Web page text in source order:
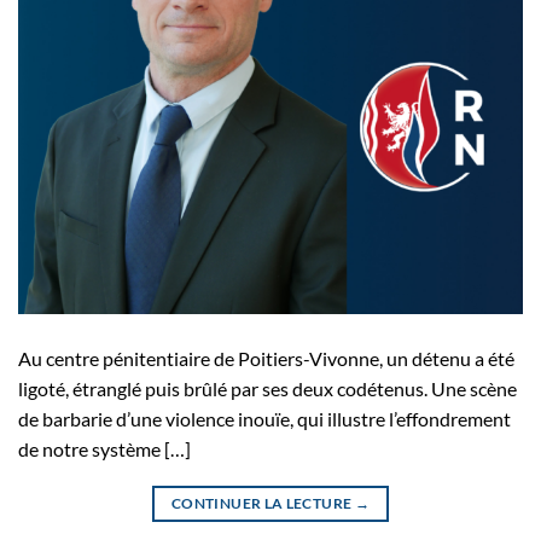
Au centre pénitentiaire de Poitiers-Vivonne, un détenu a été
ligoté, étranglé puis brûlé par ses deux codétenus. Une scène
de barbarie d’une violence inouïe, qui illustre l’effondrement
de notre système […]
CONTINUER LA LECTURE →